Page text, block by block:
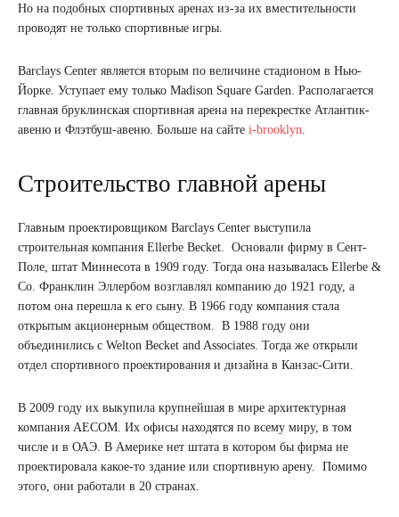
Но на подобных спортивных аренах из-за их вместительности
проводят не только спортивные игры.
Barclays Center является вторым по величине стадионом в Нью-
Йорке. Уступает ему только Madison Square Garden. Располагается
главная бруклинская спортивная арена на перекрестке Атлантик-
авеню и Флэтбуш-авеню. Больше на сайте i-brooklyn
Строительство главной арены
Главным проектировщиком Barclays Center выступила
строительная компания Ellerbe Becket. Основали фирму в Сент-
Поле, штат Миннесота в 1909 году. Тогда она называлась Ellerbe &
Co. Франклин Эллербом возглавлял компанию до 1921 году, а
потом она перешла к его сыну. В 1966 году компания стала
открытым акционерным обществом. В 1988 году они
объединились с Welton Becket and Associates. Тогда же открыли
отдел спортивного проектирования и дизайна в Канзас-Сити.
В 2009 году их выкупила крупнейшая в мире архитектурная
компания AECOM. Их офисы находятся по всему миру, в том
числе и в ОАЭ. В Америке нет штата в котором бы фирма не
проектировала какое-то здание или спортивную арену. Помимо
этого, они работали в 20 странах.